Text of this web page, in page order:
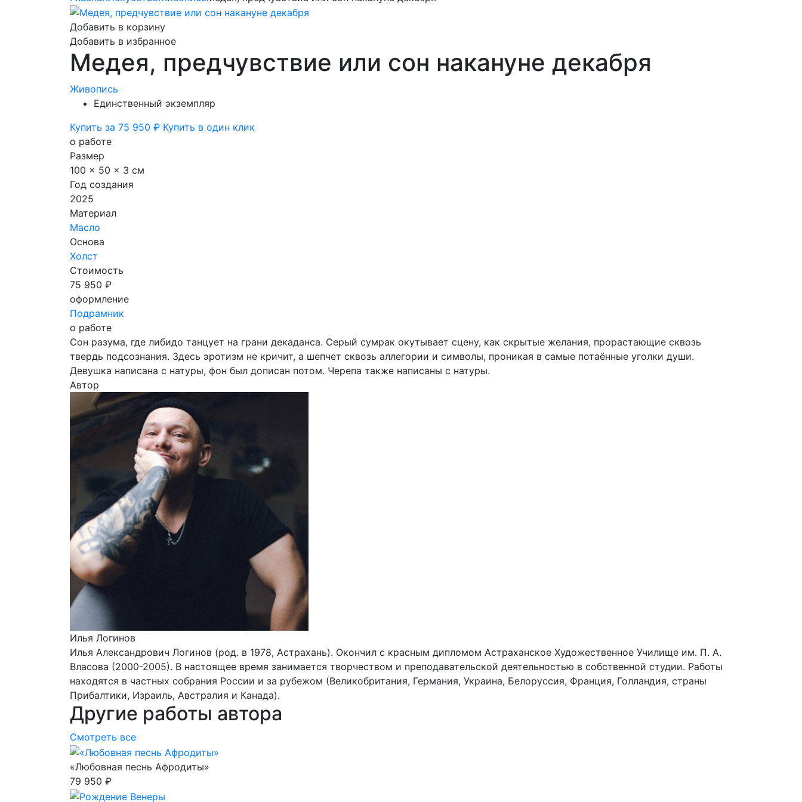
Добавить в корзину
Добавить в избранное
Медея, предчувствие или сон накануне декабря
Живопись
Единственный экземпляр
Купить за 75 950 ₽ Купить в один клик
о работе
Размер
100 x 50 x 3 см
Год создания
2025
Материал
Масло
Основа
Холст
Стоимость
75 950 ₽
оформление
Подрамник
о работе
Сон разума, где либидо танцует на грани декаданса. Серый сумрак окутывает сцену, как скрытые желания, прорастающие сквозь
твердь подсознания. Здесь эротизм не кричит, а шепчет сквозь аллегории и символы, проникая в самые потаённые уголки души.
Девушка написана с натуры, фон был дописан потом. Черепа также написаны с натуры.
Автор
Илья Логинов
Илья Александрович Логинов (род. в 1978, Астрахань). Окончил с красным дипломом Астраханское Художественное Училище им. П. А.
Власова (2000-2005). В настоящее время занимается творчеством и преподавательской деятельностью в собственной студии. Работы
находятся в частных собрания России и за рубежом (Великобритания, Германия, Украина, Белоруссия, Франция, Голландия, страны
Прибалтики, Израиль, Австралия и Канада).
Другие работы автора
Смотреть все
«Любовная песнь Афродиты»
79 950 ₽